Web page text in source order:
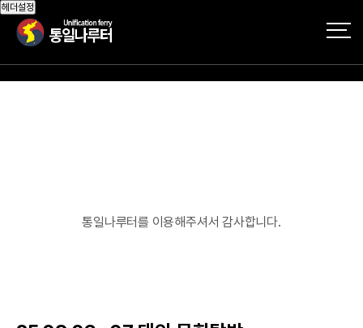
헤더설정
통일나루터를 이용해주셔서 감사합니다.